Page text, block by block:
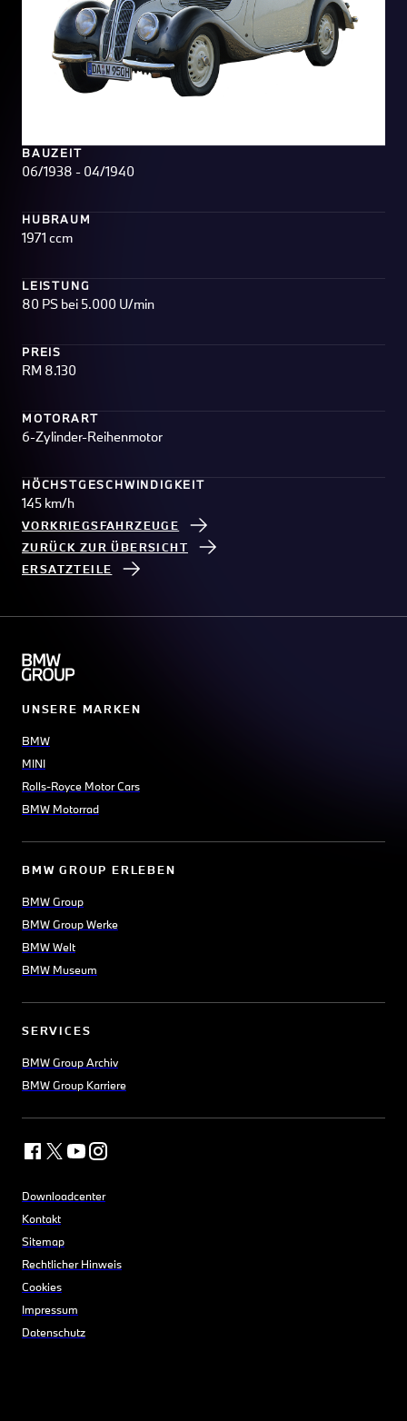
BAUZEIT
06/1938 - 04/1940
HUBRAUM
1971 ccm
LEISTUNG
80 PS bei 5.000 U/min
PREIS
RM 8.130
MOTORART
6-Zylinder-Reihenmotor
HÖCHSTGESCHWINDIGKEIT
145 km/h
VORKRIEGSFAHRZEUGE
ZURÜCK ZUR ÜBERSICHT
ERSATZTEILE
UNSERE MARKEN
BMW
MINI
Rolls-Royce Motor Cars
BMW Motorrad
BMW GROUP ERLEBEN
BMW Group
BMW Group Werke
BMW Welt
BMW Museum
SERVICES
BMW Group Archiv
BMW Group Karriere
Downloadcenter
Kontakt
Sitemap
Rechtlicher Hinweis
Cookies
Impressum
Datenschutz